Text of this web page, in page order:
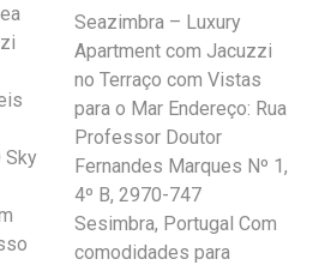
Sky
Seazimbra – Luxury
Apartment com Jacuzzi
no Terraço com Vistas
para o Mar Endereço: Rua
Professor Doutor
Fernandes Marques Nº 1,
4º B, 2970-747
Sesimbra, Portugal Com
comodidades para